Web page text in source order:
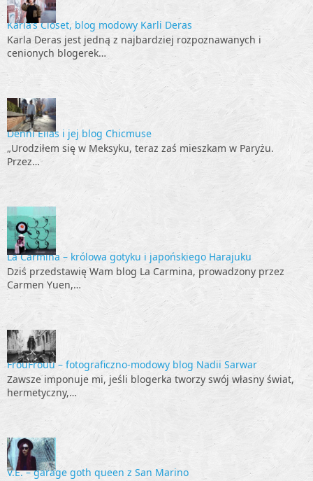
Karla’s Closet, blog modowy Karli Deras
Karla Deras jest jedną z najbardziej rozpoznawanych i
cenionych blogerek…
Denni Elias i jej blog Chicmuse
„Urodziłem się w Meksyku, teraz zaś mieszkam w Paryżu.
Przez…
La Carmina – królowa gotyku i japońskiego Harajuku
Dziś przedstawię Wam blog La Carmina, prowadzony przez
Carmen Yuen,…
FrouFrouu – fotograficzno-modowy blog Nadii Sarwar
Zawsze imponuje mi, jeśli blogerka tworzy swój własny świat,
hermetyczny,…
V.E. – garage goth queen z San Marino